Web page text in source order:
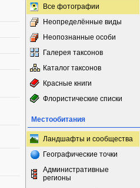
Все фотографии
Неопределённые виды
Неопознанные особи
Галерея таксонов
Каталог таксонов
Красные книги
Флористические списки
Местообитания
Ландшафты и сообщества
Географические точки
Административные
регионы